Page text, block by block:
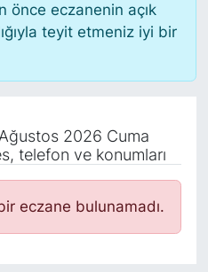
önce eczanenin açık
teyit etmeniz iyi bir
2026 Cuma
telefon ve konumları
eczane bulunamadı.